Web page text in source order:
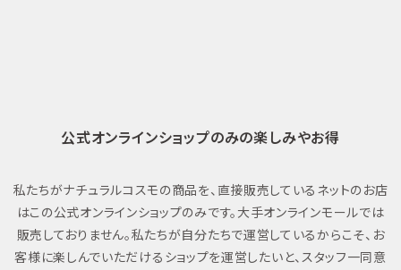
公式オンラインショップのみの楽しみやお得
私たちがナチュラルコスモの商品を、直接販売しているネットのお店
はこの公式オンラインショップのみです。大手オンラインモールでは
販売しておりません。私たちが自分たちで運営しているからこそ、お
客様に楽しんでいただけるショップを運営したいと、スタッフ一同意